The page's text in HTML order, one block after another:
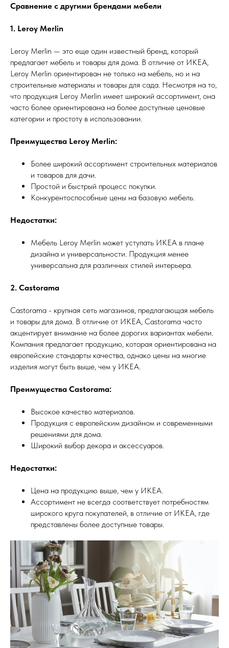
Сравнение с другими брендами мебели
1. Leroy Merlin
Leroy Merlin — это еще один известный бренд, который
предлагает мебель и товары для дома. В отличие от ИКЕА,
Leroy Merlin ориентирован не только на мебель, но и на
строительные материалы и товары для сада. Несмотря на то,
что продукция Leroy Merlin имеет широкий ассортимент, она
часто более ориентирована на более доступные ценовые
категории и простоту в использовании.
Преимущества Leroy Merlin:
Более широкий ассортимент строительных материалов
и товаров для дачи.
Простой и быстрый процесс покупки.
Конкурентоспособные цены на базовую мебель.
Недостатки:
Мебель Leroy Merlin может уступать ИКЕА в плане
дизайна и универсальности. Продукция менее
универсальна для различных стилей интерьера.
2. Castorama
Castorama - крупная сеть магазинов, предлагающая мебель
и товары для дома. В отличие от ИКЕА, Castorama часто
акцентирует внимание на более дорогих вариантах мебели.
Компания предлагает продукцию, которая ориентирована на
европейские стандарты качества, однако цены на многие
изделия могут быть выше, чем у ИКЕА.
Преимущества Castorama:
Высокое качество материалов.
Продукция с европейским дизайном и современными
решениями для дома.
Широкий выбор декора и аксессуаров.
Недостатки:
Цена на продукцию выше, чем у ИКЕА.
Ассортимент не всегда соответствует потребностям
широкого круга покупателей, в отличие от ИКЕА, где
представлены более доступные товары.